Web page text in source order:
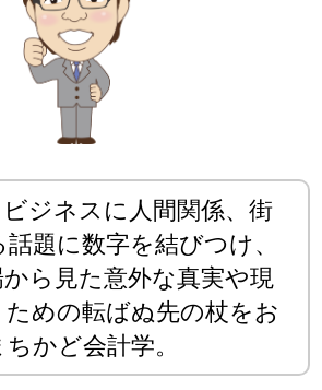
ジネスに人間関係、街
題に数字を結びつけ、
ら見た意外な真実や現
めの転ばぬ先の杖をお
かど会計学。